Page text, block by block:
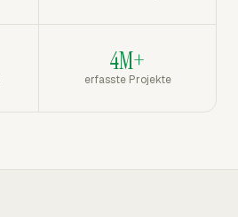
4M+
erfasste Projekte